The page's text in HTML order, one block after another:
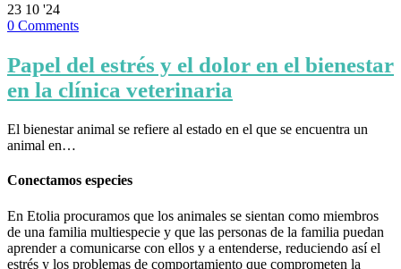
23 10 '24
0 Comments
Papel del estrés y el dolor en el bienestar
en la clínica veterinaria
El bienestar animal se refiere al estado en el que se encuentra un
animal en…
Conectamos especies
En Etolia procuramos que los animales se sientan como miembros
de una familia multiespecie y que las personas de la familia puedan
aprender a comunicarse con ellos y a entenderse, reduciendo así el
estrés y los problemas de comportamiento que comprometen la